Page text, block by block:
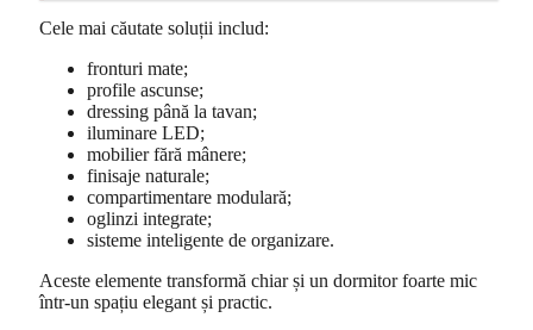
Cele mai căutate soluții includ:
fronturi mate;
profile ascunse;
dressing până la tavan;
iluminare LED;
mobilier fără mânere;
finisaje naturale;
compartimentare modulară;
oglinzi integrate;
sisteme inteligente de organizare.
Aceste elemente transformă chiar și un dormitor foarte mic
într-un spațiu elegant și practic.